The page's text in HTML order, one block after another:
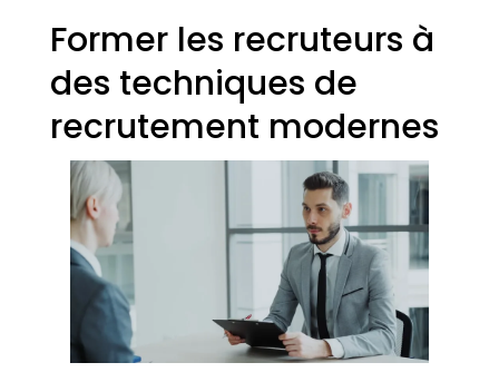
Former les recruteurs à
des techniques de
recrutement modernes